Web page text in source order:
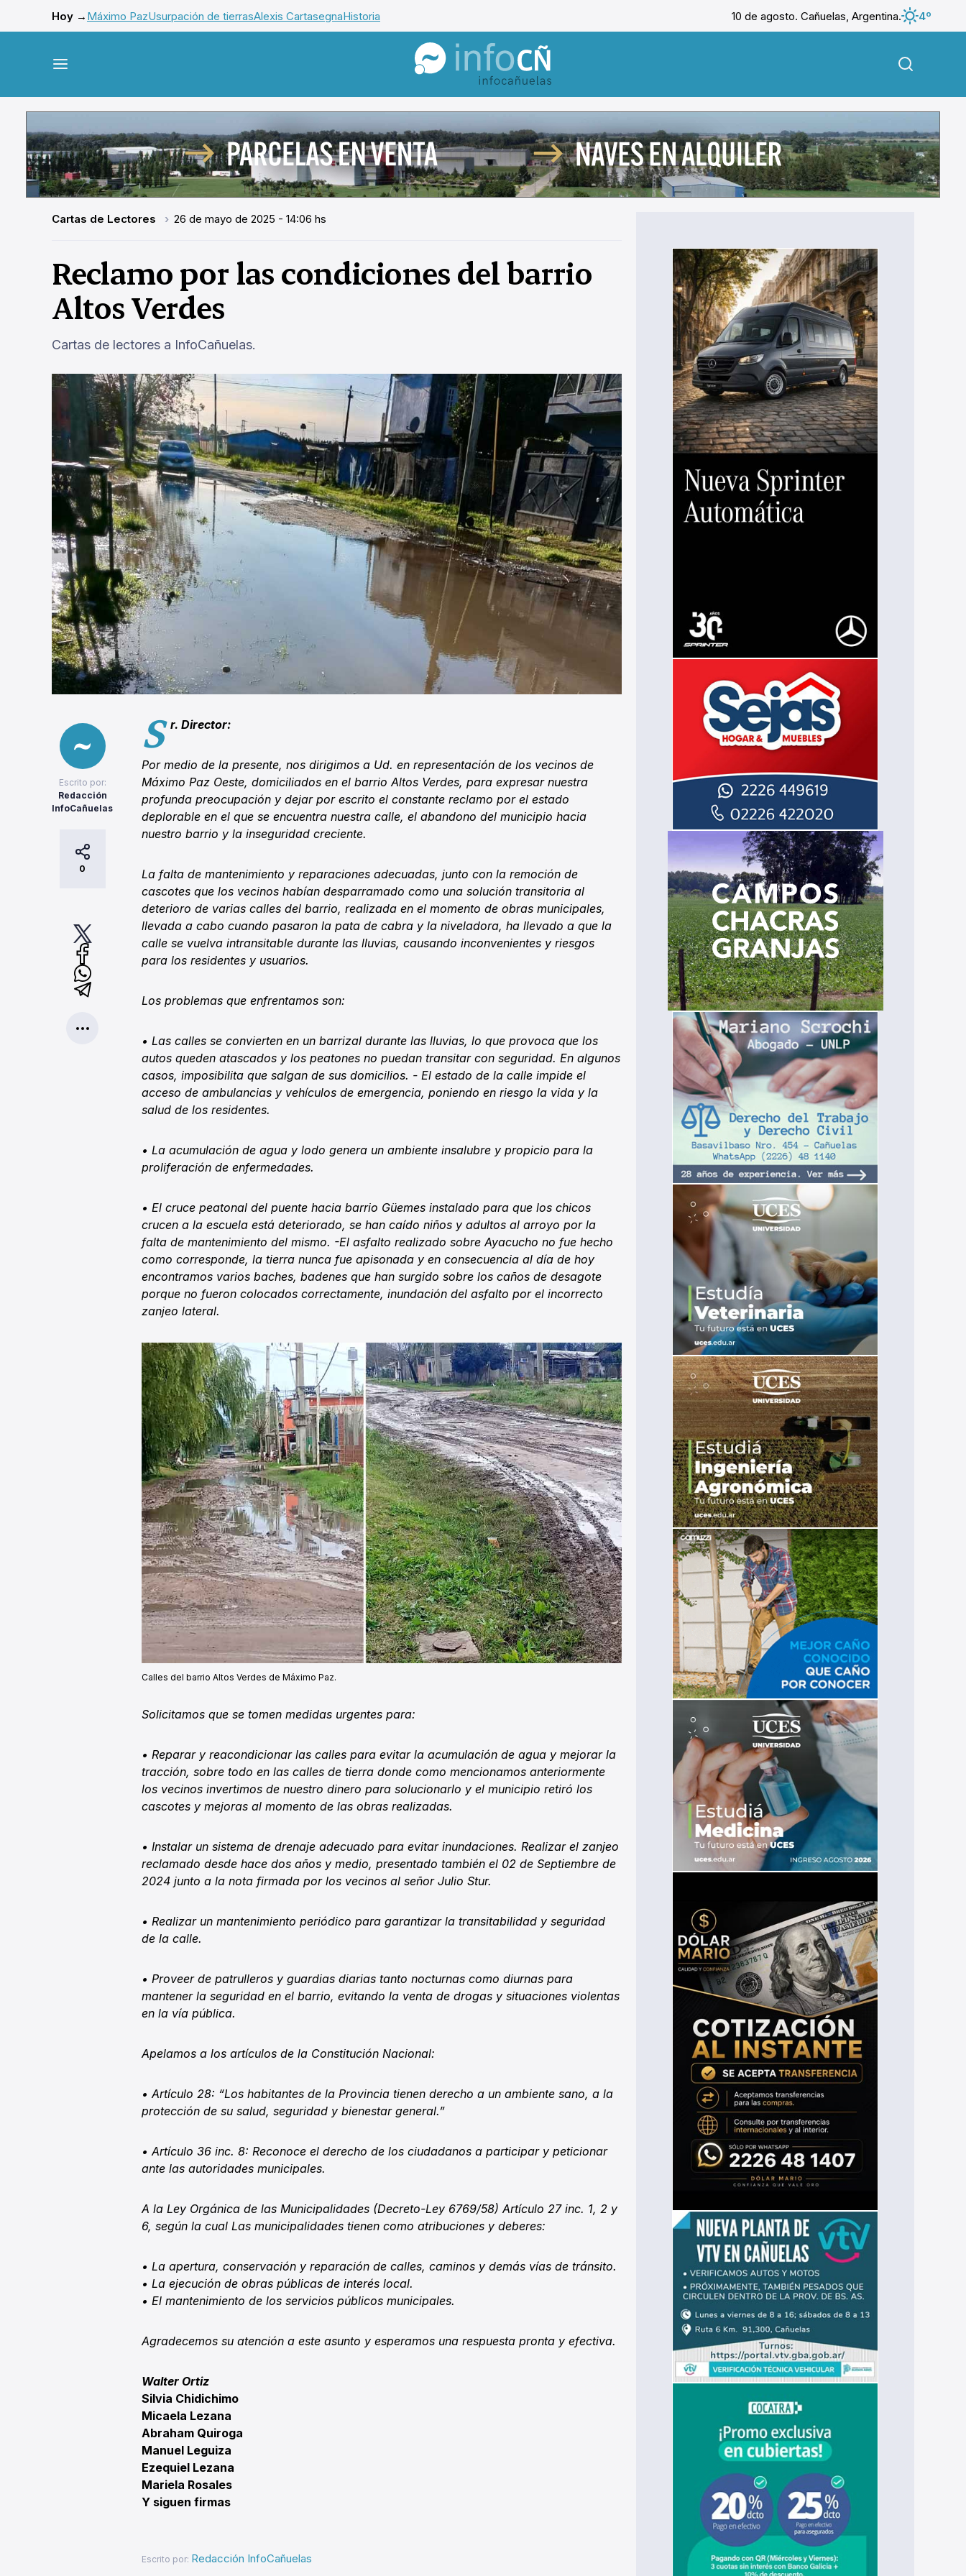
Hoy → Máximo PazUsurpación de tierrasAlexis CartasegnaHistoria 10 de agosto. Cañuelas, Argentina.
4º
InfoCañuelas
Cartas de Lectores 26 de mayo de 2025 - 14:06 hs
Reclamo por las condiciones del barrio
Altos Verdes
Cartas de lectores a InfoCañuelas.
Escrito por:
Redacción
InfoCañuelas
0
S r. Director:
Por medio de la presente, nos dirigimos a Ud. en representación de los vecinos de
Máximo Paz Oeste, domiciliados en el barrio Altos Verdes, para expresar nuestra
profunda preocupación y dejar por escrito el constante reclamo por el estado
deplorable en el que se encuentra nuestra calle, el abandono del municipio hacia
nuestro barrio y la inseguridad creciente.
La falta de mantenimiento y reparaciones adecuadas, junto con la remoción de
cascotes que los vecinos habían desparramado como una solución transitoria al
deterioro de varias calles del barrio, realizada en el momento de obras municipales,
llevada a cabo cuando pasaron la pata de cabra y la niveladora, ha llevado a que la
calle se vuelva intransitable durante las lluvias, causando inconvenientes y riesgos
para los residentes y usuarios.
Los problemas que enfrentamos son:
• Las calles se convierten en un barrizal durante las lluvias, lo que provoca que los
autos queden atascados y los peatones no puedan transitar con seguridad. En algunos
casos, imposibilita que salgan de sus domicilios. - El estado de la calle impide el
acceso de ambulancias y vehículos de emergencia, poniendo en riesgo la vida y la
salud de los residentes.
• La acumulación de agua y lodo genera un ambiente insalubre y propicio para la
proliferación de enfermedades.
• El cruce peatonal del puente hacia barrio Güemes instalado para que los chicos
crucen a la escuela está deteriorado, se han caído niños y adultos al arroyo por la
falta de mantenimiento del mismo. -El asfalto realizado sobre Ayacucho no fue hecho
como corresponde, la tierra nunca fue apisonada y en consecuencia al día de hoy
encontramos varios baches, badenes que han surgido sobre los caños de desagote
porque no fueron colocados correctamente, inundación del asfalto por el incorrecto
zanjeo lateral.
Calles del barrio Altos Verdes de Máximo Paz.
Solicitamos que se tomen medidas urgentes para:
• Reparar y reacondicionar las calles para evitar la acumulación de agua y mejorar la
tracción, sobre todo en las calles de tierra donde como mencionamos anteriormente
los vecinos invertimos de nuestro dinero para solucionarlo y el municipio retiró los
cascotes y mejoras al momento de las obras realizadas.
• Instalar un sistema de drenaje adecuado para evitar inundaciones. Realizar el zanjeo
reclamado desde hace dos años y medio, presentado también el 02 de Septiembre de
2024 junto a la nota firmada por los vecinos al señor Julio Stur.
• Realizar un mantenimiento periódico para garantizar la transitabilidad y seguridad
de la calle.
• Proveer de patrulleros y guardias diarias tanto nocturnas como diurnas para
mantener la seguridad en el barrio, evitando la venta de drogas y situaciones violentas
en la vía pública.
Apelamos a los artículos de la Constitución Nacional:
• Artículo 28: “Los habitantes de la Provincia tienen derecho a un ambiente sano, a la
protección de su salud, seguridad y bienestar general.”
• Artículo 36 inc. 8: Reconoce el derecho de los ciudadanos a participar y peticionar
ante las autoridades municipales.
A la Ley Orgánica de las Municipalidades (Decreto-Ley 6769/58) Artículo 27 inc. 1, 2 y
6, según la cual Las municipalidades tienen como atribuciones y deberes:
• La apertura, conservación y reparación de calles, caminos y demás vías de tránsito.
• La ejecución de obras públicas de interés local.
• El mantenimiento de los servicios públicos municipales.
Agradecemos su atención a este asunto y esperamos una respuesta pronta y efectiva.
Walter Ortiz
Silvia Chidichimo
Micaela Lezana
Abraham Quiroga
Manuel Leguiza
Ezequiel Lezana
Mariela Rosales
Y siguen firmas
Escrito por: Redacción InfoCañuelas